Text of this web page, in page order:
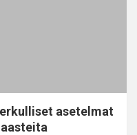
asetelmat